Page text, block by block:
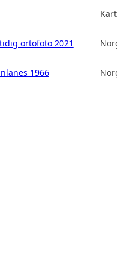
ortofoto 2021
1966